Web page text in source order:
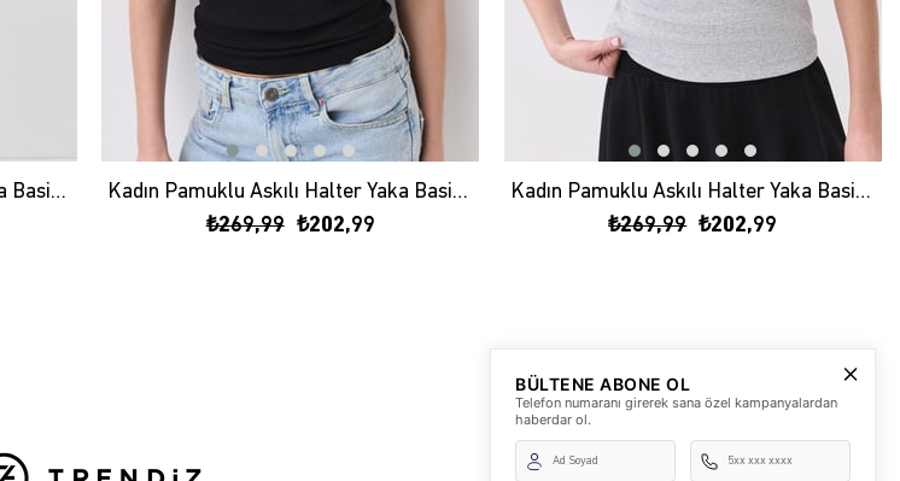
Kadın Pamuklu Askılı Halter Yaka Basic Atlet Beyaz 9011
Kadın Pamuklu Askılı Halter Yaka Basic Atlet Siyah 9011
₺202,99
₺269,99
Kadın Pamuklu Askılı Halter Yaka Basic Atlet Grimelanj 9011
₺202,99
₺269,99
BÜLTENE ABONE OL
Telefon numaranı girerek sana özel kampanyalardan
haberdar ol.